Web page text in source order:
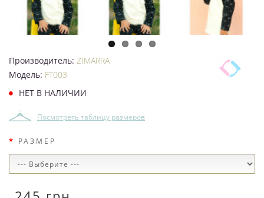
Производитель: ZIMARRA
Модель: FT003
НЕТ В НАЛИЧИИ
Посмотреть таблицу размеров
РАЗМЕР